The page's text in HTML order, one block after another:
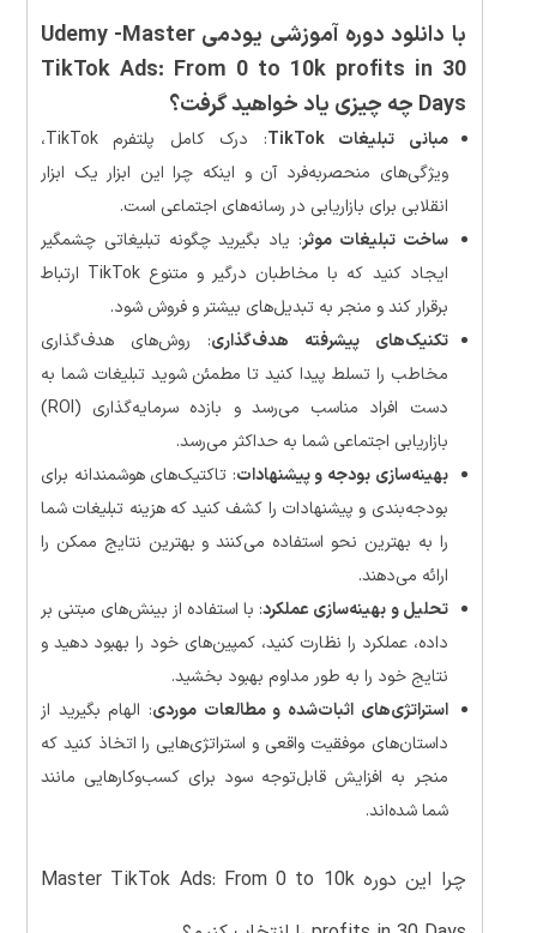
با دانلود دوره آموزشی یودمی Udemy -Master
TikTok Ads: From 0 to 10k profits in 30
Days چه چیزی یاد خواهید گرفت؟
مبانی تبلیغات TikTok
: درک کامل پلتفرم TikTok،
ویژگی‌های منحصربه‌فرد آن و اینکه چرا این ابزار یک ابزار
انقلابی برای بازاریابی در رسانه‌های اجتماعی است.
ساخت تبلیغات موثر: یاد بگیرید چگونه تبلیغاتی چشمگیر
ایجاد کنید که با مخاطبان درگیر و متنوع TikTok ارتباط
برقرار کند و منجر به تبدیل‌های بیشتر و فروش شود.
تکنیک‌های پیشرفته هدف‌گذاری: روش‌های هدف‌گذاری
مخاطب را تسلط پیدا کنید تا مطمئن شوید تبلیغات شما به
دست افراد مناسب می‌رسد و بازده سرمایه‌گذاری (ROI)
بازاریابی اجتماعی شما به حداکثر می‌رسد.
بهینه‌سازی بودجه و پیشنهادات: تاکتیک‌های هوشمندانه برای
بودجه‌بندی و پیشنهادات را کشف کنید که هزینه تبلیغات شما
را به بهترین نحو استفاده می‌کنند و بهترین نتایج ممکن را
ارائه می‌دهند.
تحلیل و بهینه‌سازی عملکرد: با استفاده از بینش‌های مبتنی بر
داده، عملکرد را نظارت کنید، کمپین‌های خود را بهبود دهید و
نتایج خود را به طور مداوم بهبود بخشید.
استراتژی‌های اثبات‌شده و مطالعات موردی: الهام بگیرید از
داستان‌های موفقیت واقعی و استراتژی‌هایی را اتخاذ کنید که
منجر به افزایش قابل‌توجه سود برای کسب‌وکارهایی مانند
شما شده‌اند.
چرا این دوره Master TikTok Ads: From 0 to 10k